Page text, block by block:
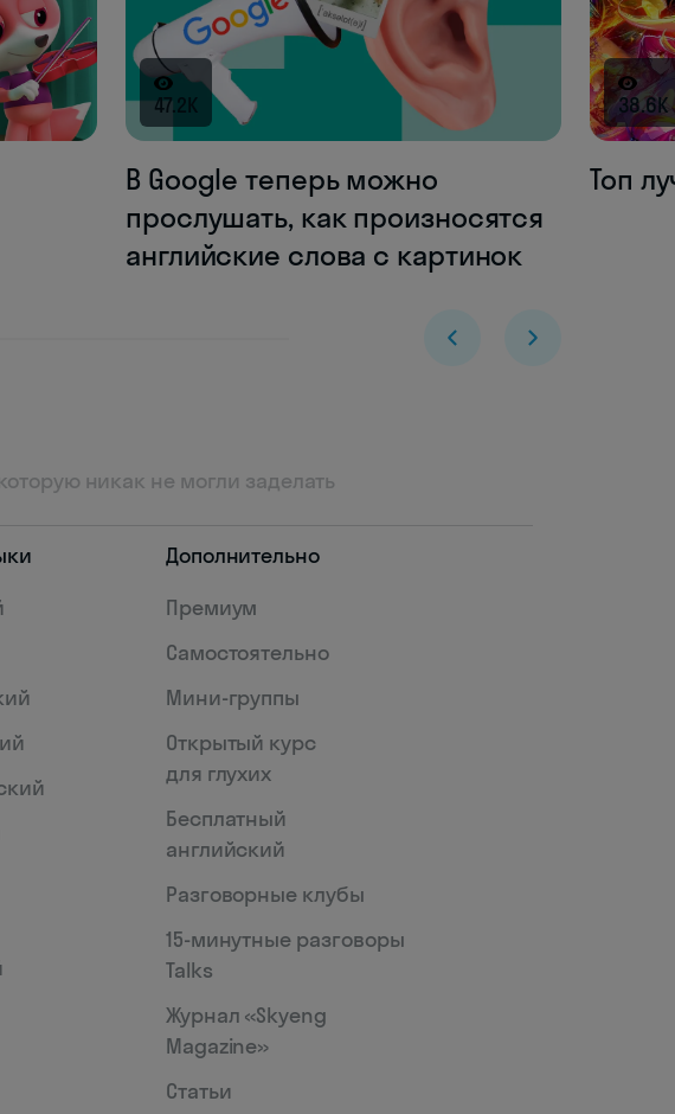
47.2K
В Google теперь можно
прослушать, как произносятся
английские слова с картинок
38.6K
Топ
никак не могли заделать
Дополнительно
Премиум
Самостоятельно
Мини-группы
Открытый курс
для глухих
Бесплатный
английский
Разговорные клубы
15‑минутные разговоры
Talks
Журнал «Skyeng
Magazine»
Статьи
online